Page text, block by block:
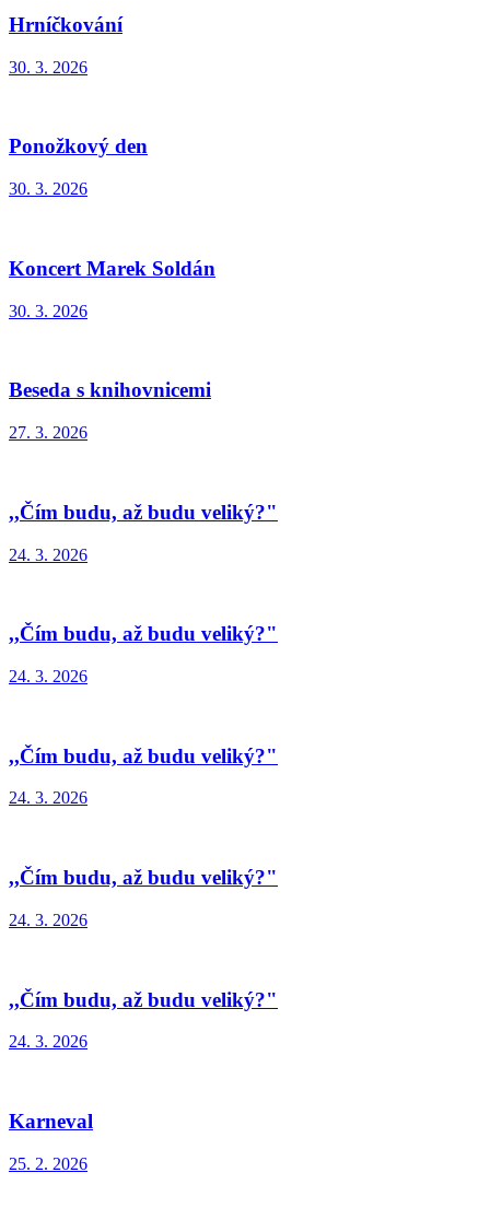
Hrníčkování
30. 3. 2026
Ponožkový den
30. 3. 2026
Koncert Marek Soldán
30. 3. 2026
Beseda s knihovnicemi
27. 3. 2026
,,Čím budu, až budu veliký?"
24. 3. 2026
,,Čím budu, až budu veliký?"
24. 3. 2026
,,Čím budu, až budu veliký?"
24. 3. 2026
,,Čím budu, až budu veliký?"
24. 3. 2026
,,Čím budu, až budu veliký?"
24. 3. 2026
Karneval
25. 2. 2026